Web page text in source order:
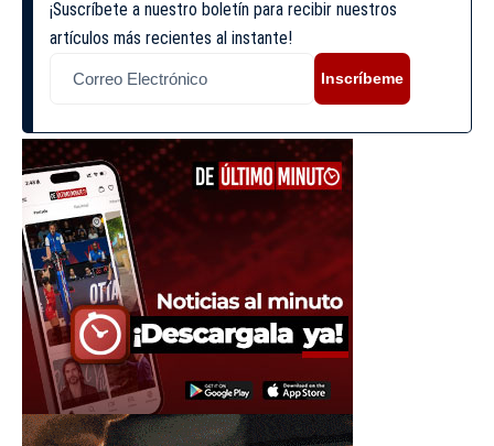
¡Suscríbete a nuestro boletín para recibir nuestros
artículos más recientes al instante!
Inscríbeme